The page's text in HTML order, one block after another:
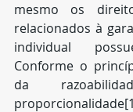
mesmo os
relacionados à
individual
Conforme o
da